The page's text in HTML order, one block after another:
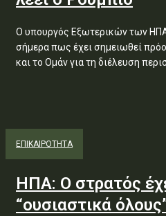
Ο υπουργός Εξωτερικών των
σήμερα πως έχει σημειωθεί
και το Ομάν για τη διέλευση
ΕΠΙΚΑΙΡΟΤΗΤΑ
ΗΠΑ: Ο στρατός
“ουσιαστικά